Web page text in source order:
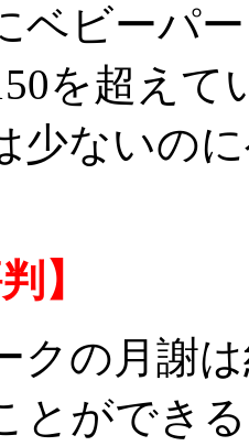
ベビーパ
を超えて
少ないの
】
クの月謝
とができ